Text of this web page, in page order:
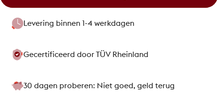
Levering binnen 1-4 werkdagen
Gecertificeerd door TÜV Rheinland
30 dagen proberen: Niet goed, geld terug